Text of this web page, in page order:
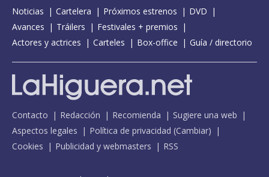
Noticias Cartelera Próximos estrenos
DVD
Avances
Tráilers
Festivales + premios
Actores y actrices
Carteles Box-office Guía / directorio
Contacto Redacción Recomienda
Sugiere una web
Aspectos legales
Política de privacidad (Cambiar)
Cookies
Publicidad y webmasters RSS